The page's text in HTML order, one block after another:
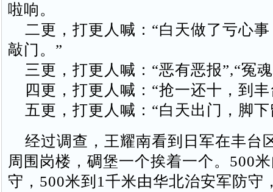
啦响。
二更，打更人喊：“白天做了亏心
敲门。”
三更，打更人喊：“恶有恶报”,“冤
四更，打更人喊：“抢一还十，到丰
五更，打更人喊：“白天出门，脚下
经过调查，王耀南看到日军在丰台
周围岗楼，碉堡一个挨着一个。500
守，500米到1千米由华北治安军防守